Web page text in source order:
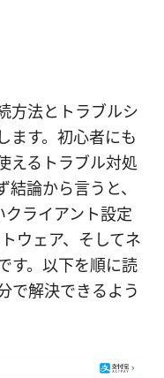
方法とトラブルシ
ます。初心者にも
えるトラブル対処
論から言うと、
ライアント設定
ウェア、そしてネ
す。以下を順に読
で解決できるよう